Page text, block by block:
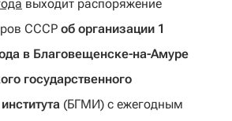
выходит распоряжение
СССР об организации 1
в Благовещенске-на-Амуре
государственного
(БГМИ) с ежегодным